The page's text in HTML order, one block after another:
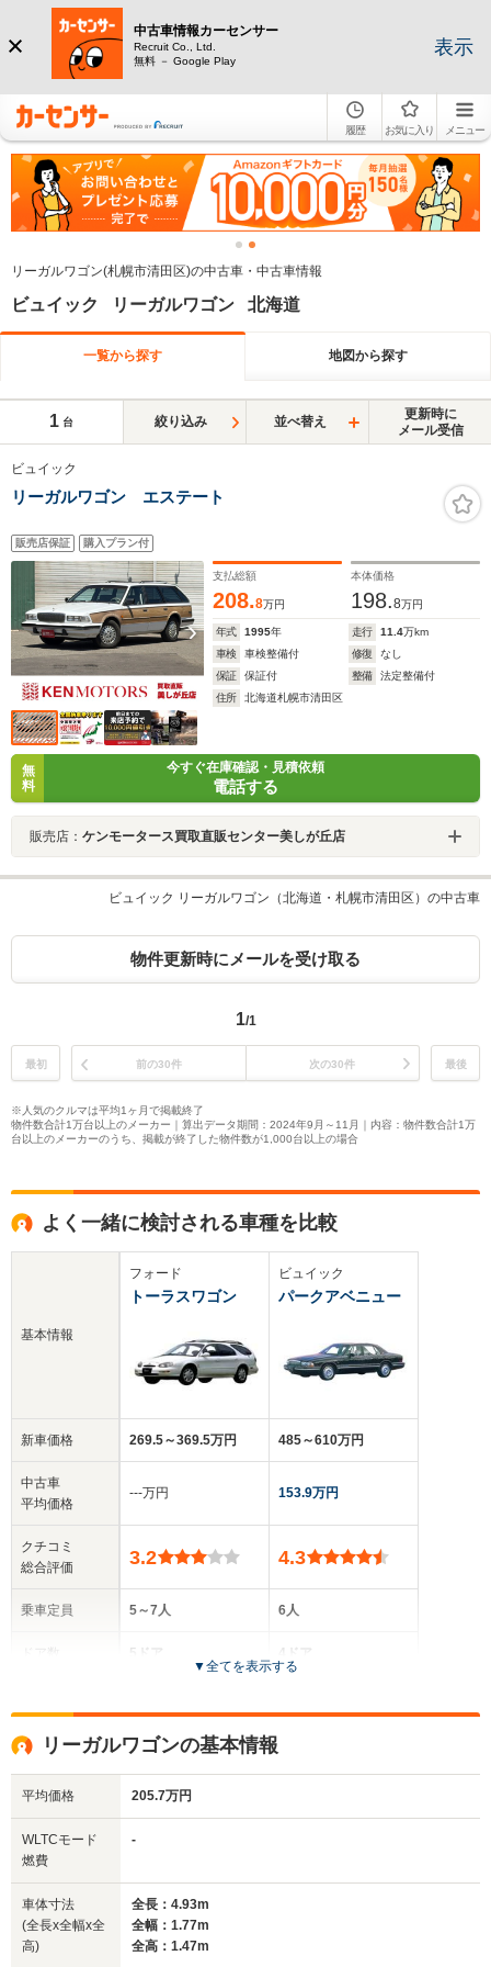
中古車情報カーセンサー
Recruit Co., Ltd.
無料 － Google Play
表示
履歴 お気に入り メニュー
リーガルワゴン(札幌市清田区)の中古車・中古車情報
ビュイック リーガルワゴン 北海道
一覧から探す 地図から探す
1 台 絞り込み 並べ替え
更新時に
メール受信
ビュイック
リーガルワゴン エステート
販売店保証 購入プラン付
支払総額
208.8万円
本体価格
198.8万円
年式 1995年 走行 11.4万km
車検
車検整備付 修復
なし
保証
保証付 整備
法定整備付
住所
北海道札幌市清田区
無
料
今すぐ在庫確認・見積依頼
電話する
販売店： ケンモータース買取直販センター美しが丘店
ビュイック リーガルワゴン（北海道・札幌市清田区）の中古車
物件更新時にメールを受け取る
1/1
最初 前の30件 次の30件 最後
※人気のクルマは平均1ヶ月で掲載終了
物件数合計1万台以上のメーカー｜算出データ期間：2024年9月～11月｜内容：物件数合計1万
台以上のメーカーのうち、掲載が終了した物件数が1,000台以上の場合
よく一緒に検討される車種を比較
基本情報
新車価格
中古車
平均価格
クチコミ
総合評価
乗車定員
サイズ
(全長x全幅x全高)
フォード
トーラスワゴン
269.5～369.5万円
‐‐‐万円
3.2
5～7人
5ドア
全高
-m
ビュイック
パークアベニュー
485～610万円
153.9万円
4.3
6人
4ドア
全高
▼全てを表示する
リーガルワゴンの基本情報
平均価格 205.7万円
WLTCモード
燃費
-
車体寸法
(全長x全幅x全
高)
全長：4.93m
全幅：1.77m
全高：1.47m